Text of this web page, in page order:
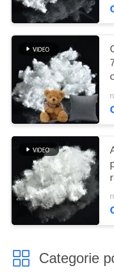
Categorie